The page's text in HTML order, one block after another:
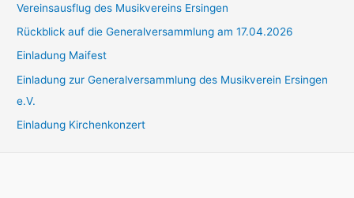
n
n
a
Vereinsausflug des Musikvereins Ersingen
Rückblick auf die Generalversammlung am 17.04.2026
Einladung Maifest
Einladung zur Generalversammlung des Musikverein Ersingen
e.V.
Einladung Kirchenkonzert